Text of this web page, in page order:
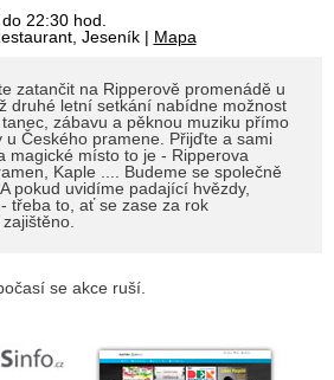
22:30 hod.
Jeseník | Mapa
zatančit na Ripperově promenádě u
druhé letní setkání nabídne možnost
zábavu a pěknou muziku přímo
u Českého pramene. Přijďte a sami
magické místo to je - Ripperova
Kaple .... Budeme se společně
pokud uvidíme padající hvězdy,
třeba to, ať se zase za rok
se akce ruší.